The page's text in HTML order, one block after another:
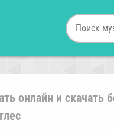
онлайн и скачать